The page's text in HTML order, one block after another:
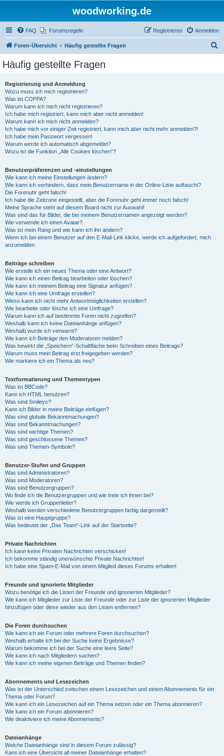
woodworking.de
FAQ Forumsregeln Anmelden
Registrieren
Foren-Übersicht Häufig gestellte Fragen
Häufig gestellte Fragen
Registrierung und Anmeldung
Wozu muss ich mich registrieren?
Was ist COPPA?
Warum kann ich mich nicht registrieren?
Ich habe mich registriert, kann mich aber nicht anmelden!
Warum kann ich mich nicht anmelden?
Ich habe mich vor einiger Zeit registriert, kann mich aber nicht mehr anmelden?!
Ich habe mein Passwort vergessen!
Warum werde ich automatisch abgemeldet?
Wozu ist die Funktion „Alle Cookies löschen“?
Benutzerpräferenzen und -einstellungen
Wie kann ich meine Einstellungen ändern?
Wie kann ich verhindern, dass mein Benutzername in der Online-Liste auftaucht?
Die Forenuhr geht falsch!
Ich habe die Zeitzone eingestellt, aber die Forenuhr geht immer noch falsch!
Meine Sprache steht auf diesem Board nicht zur Auswahl!
Was sind das für Bilder, die bei meinem Benutzernamen angezeigt werden?
Wie verwende ich einen Avatar?
Was ist mein Rang und wie kann ich ihn ändern?
Wenn ich bei einem Benutzer auf den E-Mail-Link klicke, werde ich aufgefordert, mich
anzumelden.
Beiträge schreiben
Wie erstelle ich ein neues Thema oder eine Antwort?
Wie kann ich einen Beitrag bearbeiten oder löschen?
Wie kann ich meinem Beitrag eine Signatur anfügen?
Wie kann ich eine Umfrage erstellen?
Wieso kann ich nicht mehr Antwortmöglichkeiten erstellen?
Wie bearbeite oder lösche ich eine Umfrage?
Warum kann ich auf bestimmte Foren nicht zugreifen?
Weshalb kann ich keine Dateianhänge anfügen?
Weshalb wurde ich verwarnt?
Wie kann ich Beiträge den Moderatoren melden?
Was bewirkt die „Speichern“-Schaltfläche beim Schreiben eines Beitrags?
Warum muss mein Beitrag erst freigegeben werden?
Wie markiere ich ein Thema als neu?
Textformatierung und Thementypen
Was ist BBCode?
Kann ich HTML benutzen?
Was sind Smileys?
Kann ich Bilder in meine Beiträge einfügen?
Was sind globale Bekanntmachungen?
Was sind Bekanntmachungen?
Was sind wichtige Themen?
Was sind geschlossene Themen?
Was sind Themen-Symbole?
Benutzer-Stufen und Gruppen
Was sind Administratoren?
Was sind Moderatoren?
Was sind Benutzergruppen?
Wo finde ich die Benutzergruppen und wie trete ich ihnen bei?
Wie werde ich Gruppenleiter?
Weshalb werden verschiedene Benutzergruppen farbig dargestellt?
Was ist eine Hauptgruppe?
Was bedeutet der „Das Team“-Link auf der Startseite?
Private Nachrichten
Ich kann keine Privaten Nachrichten verschicken!
Ich bekomme ständig unerwünschte Private Nachrichten!
Ich habe eine Spam-E-Mail von einem Mitglied dieses Forums erhalten!
Freunde und ignorierte Mitglieder
Wozu benötige ich die Listen der Freunde und ignorierten Mitglieder?
Wie kann ich Mitglieder zur Liste der Freunde oder zur Liste der ignorierten Mitglieder
hinzufügen oder diese wieder aus den Listen entfernen?
Die Foren durchsuchen
Wie kann ich ein Forum oder mehrere Foren durchsuchen?
Weshalb erhalte ich bei der Suche keine Ergebnisse?
Warum bekomme ich bei der Suche eine leere Seite?
Wie kann ich nach Mitgliedern suchen?
Wie kann ich meine eigenen Beiträge und Themen finden?
Abonnements und Lesezeichen
Was ist der Unterschied zwischen einem Lesezeichen und einem Abonnements für ein
Thema oder Forum?
Wie kann ich ein Lesezeichen auf ein Thema setzen oder ein Thema abonnieren?
Wie kann ich ein Forum abonnieren?
Wie deaktiviere ich meine Abonnements?
Dateianhänge
Welche Dateianhänge sind in diesem Forum zulässig?
Kann ich eine Übersicht all meiner Dateianhänge erhalten?